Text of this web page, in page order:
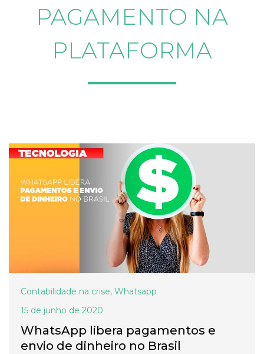
PAGAMENTO NA
PLATAFORMA
Contabilidade na crise, Whatsapp
15 de junho de 2020
WhatsApp libera pagamentos e
envio de dinheiro no Brasil